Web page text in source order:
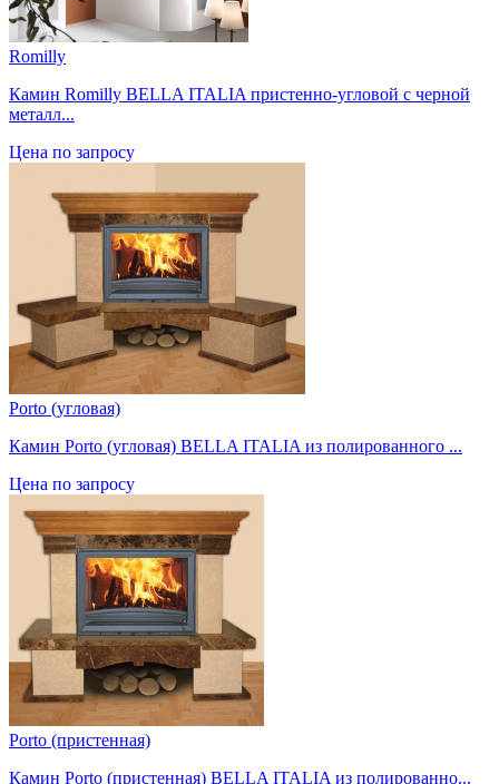
Romilly
Камин Romilly BELLA ITALIA пристенно-угловой с черной
металл...
Цена по запросу
Porto (угловая)
Камин Porto (угловая) BELLA ITALIA из полированного ...
Цена по запросу
Porto (пристенная)
Камин Porto (пристенная) BELLA ITALIA из полированно...